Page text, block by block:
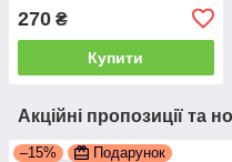
270 ₴
Купити
Акційні пропозиції та
–15% Подарунок